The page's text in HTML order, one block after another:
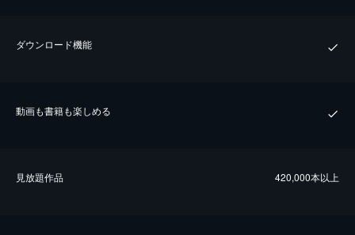
ダウンロード機能
動画も書籍も楽しめる
⾒放題作品 420,000本以上